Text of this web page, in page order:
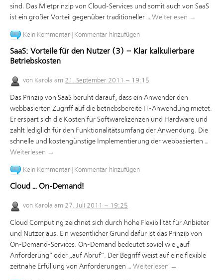
sind. Das Mietprinzip von Cloud-Services und somit auch von SaaS
ist ein großer Vorteil gegenüber traditioneller … Weiterlesen →
Kein Kommentar Kommentar hinzufügen
SaaS: Vorteile für den Nutzer (3) – Klar kalkulierbare
Betriebskosten
von Karola am 21. September 2011 – 19:15
Das Prinzip von SaaS beruht darauf, dass ein Anwender den
webbasierten Zugriff auf die betriebsbereite IT-Anwendung mietet.
Er erspart sich die Kosten für Softwarelizenzen und Hardware und
zahlt lediglich für den Funktionalitätsumfang der Anwendung. Die
schnelle und kostengünstige Implementierung der webbasierten …
Weiterlesen →
Kein Kommentar Kommentar hinzufügen
Cloud … On-Demand!
von Karola am 27. Juli 2011 – 19:25
Cloud Computing zeichnet sich durch hohe Flexibilität für Anbieter
und Nutzer aus. Ein wesentlicher Grund dafür ist das Prinzip von
On-Demand-Services. On-Demand bedeutet soviel wie „auf
Anforderung“ oder „auf Abruf“. Der Begriff weist auf eine flexible
zeitnahe Erfüllung von Anforderungen … Weiterlesen →